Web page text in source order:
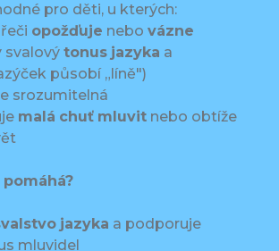
pro děti, u kterých:
opožďuje nebo vázne
svalový tonus jazyka a
působí „líně")
srozumitelná
malá chuť mluvit nebo obtíže
jazyka a podporuje
mluvidel